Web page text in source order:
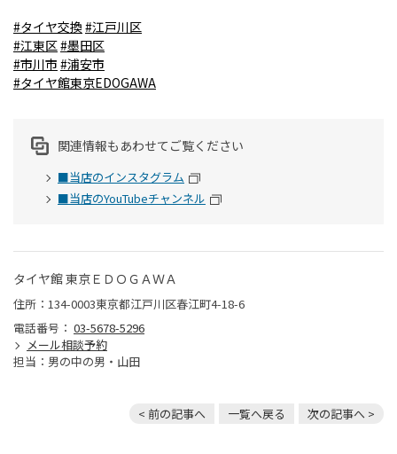
#タイヤ交換 #江戸川区
#江東区#墨田区
#市川市 #浦安市
#タイヤ館東京EDOGAWA
関連情報もあわせてご覧ください
■当店のインスタグラム
■当店のYouTubeチャンネル
タイヤ館 東京ＥＤＯＧＡＷＡ
住所：134-0003東京都江戸川区春江町4-18-6
電話番号： 03-5678-5296
メール相談予約
担当：男の中の男・山田
< 前の記事へ 一覧へ戻る 次の記事へ >